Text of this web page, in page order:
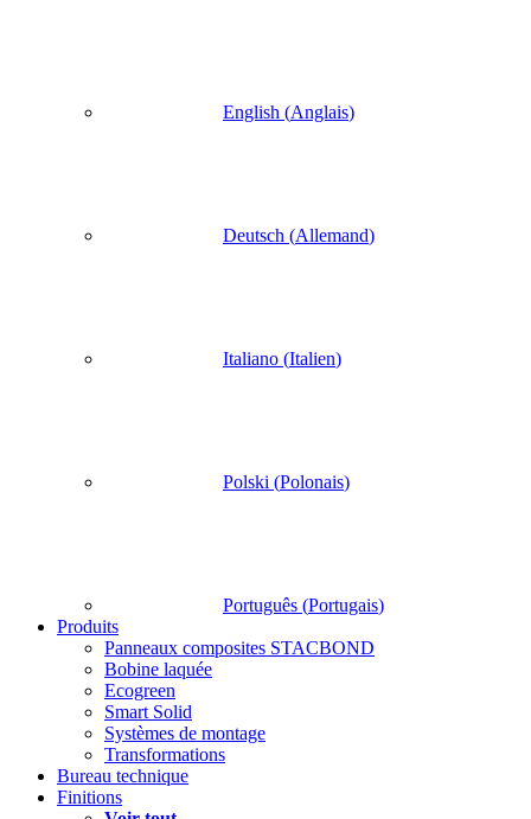
English (Anglais)
Deutsch (Allemand)
Italiano (Italien)
Polski (Polonais)
Português (Portugais)
Produits
Panneaux composites STACBOND
Bobine laquée
Ecogreen
Smart Solid
Systèmes de montage
Transformations
Bureau technique
Finitions